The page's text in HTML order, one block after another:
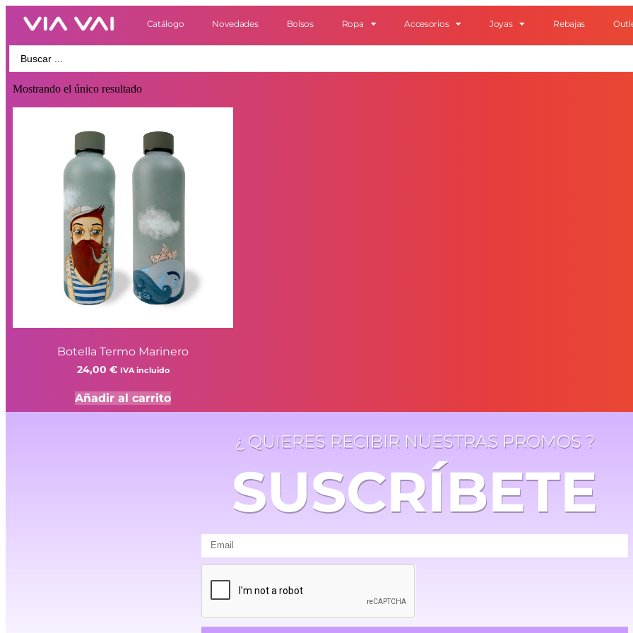
Catálogo Novedades Bolsos Ropa Accesorios Joyas Rebajas
Mostrando el único resultado
Botella Termo Marinero
24,00 € IVA incluido
Añadir al carrito
¿ QUIERES RECIBIR NUESTRAS PROMOS ?
SUSCRÍBETE